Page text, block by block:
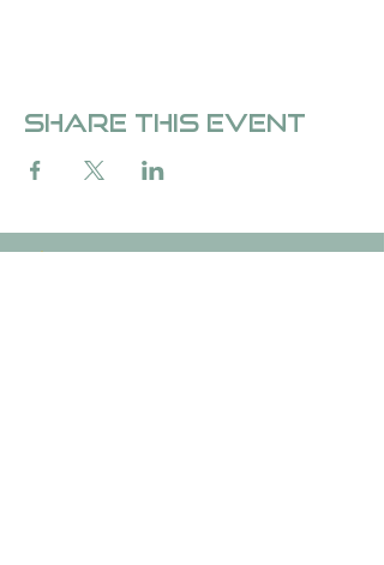
Share this event